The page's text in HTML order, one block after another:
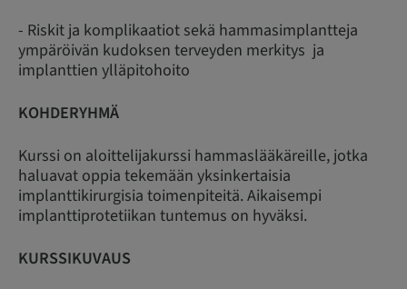
- Riskit ja komplikaatiot sekä hammasimplantteja
ympäröivän kudoksen terveyden merkitys ja
implanttien ylläpitohoito
KOHDERYHMÄ
Kurssi on aloittelijakurssi hammaslääkäreille, jotka
haluavat oppia tekemään yksinkertaisia
implanttikirurgisia toimenpiteitä. Aikaisempi
implanttiprotetiikan tuntemus on hyväksi.
KURSSIKUVAUS